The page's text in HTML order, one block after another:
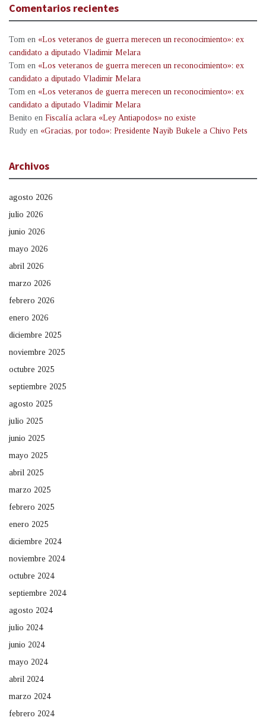
Comentarios recientes
Tom en «Los veteranos de guerra merecen un reconocimiento»: ex
candidato a diputado Vladimir Melara
Tom en «Los veteranos de guerra merecen un reconocimiento»: ex
candidato a diputado Vladimir Melara
Tom en «Los veteranos de guerra merecen un reconocimiento»: ex
candidato a diputado Vladimir Melara
Benito en Fiscalía aclara «Ley Antiapodos» no existe
Rudy en «Gracias, por todo»: Presidente Nayib Bukele a Chivo Pets
Archivos
agosto 2026
julio 2026
junio 2026
mayo 2026
abril 2026
marzo 2026
febrero 2026
enero 2026
diciembre 2025
noviembre 2025
octubre 2025
septiembre 2025
agosto 2025
julio 2025
junio 2025
mayo 2025
abril 2025
marzo 2025
febrero 2025
enero 2025
diciembre 2024
noviembre 2024
octubre 2024
septiembre 2024
agosto 2024
julio 2024
junio 2024
mayo 2024
abril 2024
marzo 2024
febrero 2024